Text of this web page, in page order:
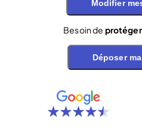
Modifier
Besoin de
Déposer